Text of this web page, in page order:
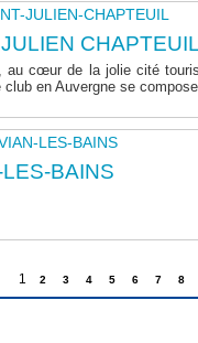
JULIEN-CHAPTEUIL
au cœur de la jolie cité
en Auvergne se
LES-BAINS
BAINS
1 2 3 4 5 6 7 8